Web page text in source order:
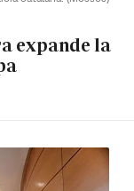
expande la